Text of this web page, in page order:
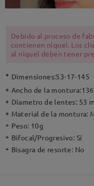
Debido al proceso de
contienen níquel. Los
al níquel deben tener
Dimensiones:53-17-145
Ancho de la montura:
Diametro de lentes: 53
Material de la montura:
Peso: 10g
Bifocal/Progresivo: Sí
Bisagra de resorte: No